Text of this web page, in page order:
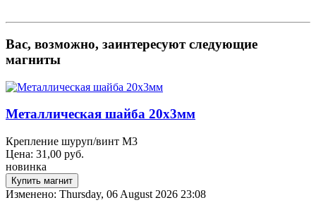
Вас, возможно, заинтересуют следующие
магниты
Металлическая шайба 20х3мм
Крепление шуруп/винт М3
Цена: 31,00 руб.
новинка
Изменено: Thursday, 06 August 2026 23:08